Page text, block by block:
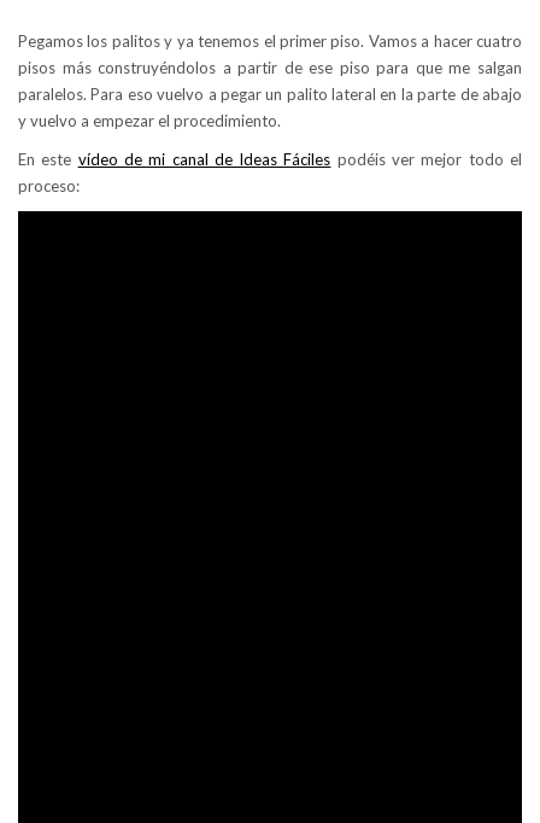
Pegamos los palitos y ya tenemos el primer piso. Vamos a hacer cuatro
pisos más construyéndolos a partir de ese piso para que me salgan
paralelos. Para eso vuelvo a pegar un palito lateral en la parte de abajo
y vuelvo a empezar el procedimiento.
En este vídeo de mi canal de Ideas Fáciles podéis ver mejor todo el
proceso: